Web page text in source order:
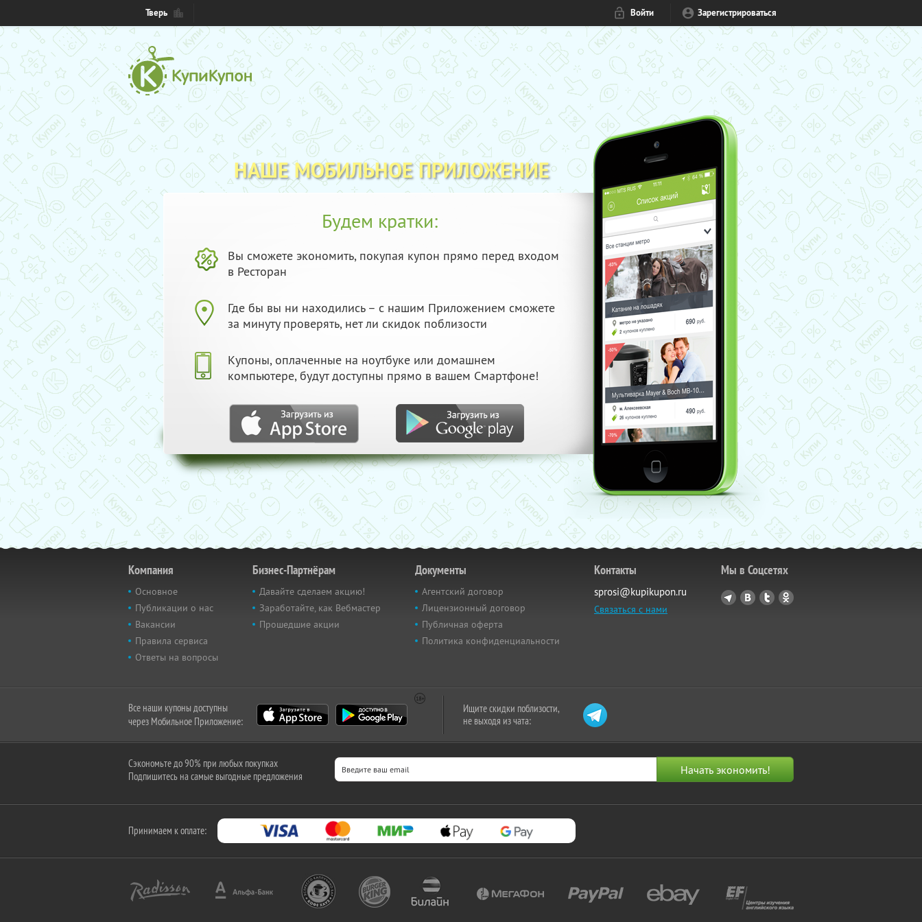
Тверь Войти Зарегистрироваться
НАШЕ МОБИЛЬНОЕ ПРИЛОЖЕНИЕ
Будем кратки:
Вы сможете экономить, покупая купон прямо перед входом
в Ресторан
Где бы вы ни находились – с нашим Приложением сможете
за минуту проверять, нет ли скидок поблизости
Купоны, оплаченные на ноутбуке или домашнем
компьютере, будут доступны прямо в вашем Смартфоне!
Компания
Основное
Публикации о нас
Вакансии
Правила сервиса
Ответы на вопросы
Бизнес-Партнёрам
Давайте сделаем акцию!
Заработайте, как Вебмастер
Прошедшие акции
Документы
Агентский договор
Лицензионный договор
Публичная оферта
Политика конфиденциальности
Контакты
sprosi@kupikupon.ru
Связаться с нами
Мы в Соцсетях
Все наши купоны доступны
через Мобильное Приложение:
Ищите скидки поблизости,
не выходя из чата:
Сэкономьте до 90% при любых покупках
Подпишитесь на самые выгодные предложения
Принимаем к оплате: